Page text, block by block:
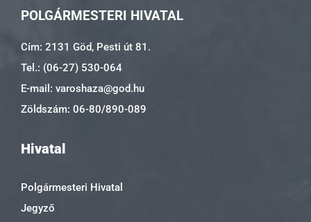
POLGÁRMESTERI HIVATAL
Cím: 2131 Göd, Pesti út 81.
Tel.: (06-27) 530-064
E-mail: varoshaza@god.hu
Zöldszám: 06-80/890-089
Hivatal
Polgármesteri Hivatal
Jegyző